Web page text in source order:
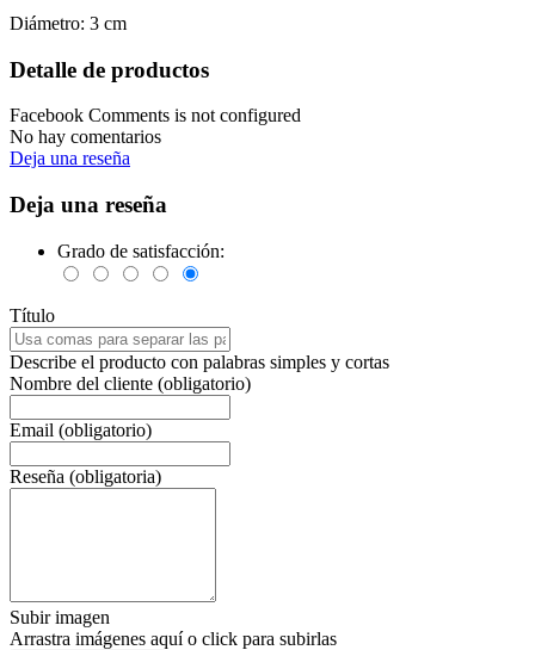
Diámetro: 3 cm
Detalle de productos
Facebook Comments is not configured
No hay comentarios
Deja una reseña
Deja una reseña
Grado de satisfacción:
Título
Describe el producto con palabras simples y cortas
Nombre del cliente (obligatorio)
Email (obligatorio)
Reseña (obligatoria)
Subir imagen
Arrastra imágenes aquí o click para subirlas